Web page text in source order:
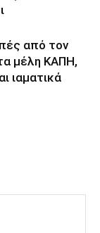
από τον
μέλη ΚΑΠΗ,
ιαματικά